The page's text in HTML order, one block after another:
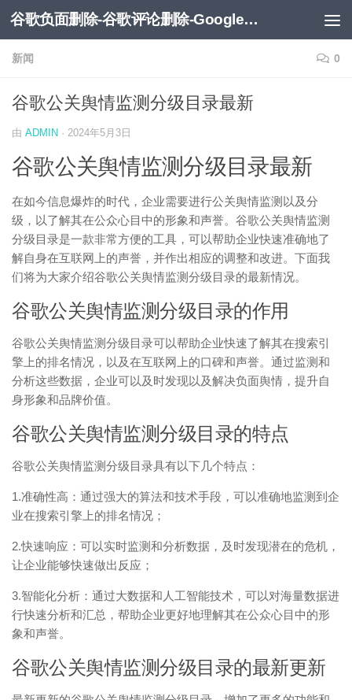
跳至内容 谷歌负面删除-谷歌评论删除-Google负面移除-Google负面评论删除
新闻 0
谷歌公关舆情监测分级目录最新
由 ADMIN · 2024年5月3日
谷歌公关舆情监测分级目录最新
在如今信息爆炸的时代，企业需要进行公关舆情监测以及分
级，以了解其在公众心目中的形象和声誉。谷歌公关舆情监测
分级目录是一款非常方便的工具，可以帮助企业快速准确地了
解自身在互联网上的声誉，并作出相应的调整和改进。下面我
们将为大家介绍谷歌公关舆情监测分级目录的最新情况。
谷歌公关舆情监测分级目录的作用
谷歌公关舆情监测分级目录可以帮助企业快速了解其在搜索引
擎上的排名情况，以及在互联网上的口碑和声誉。通过监测和
分析这些数据，企业可以及时发现以及解决负面舆情，提升自
身形象和品牌价值。
谷歌公关舆情监测分级目录的特点
谷歌公关舆情监测分级目录具有以下几个特点：
1.准确性高：通过强大的算法和技术手段，可以准确地监测到企
业在搜索引擎上的排名情况；
2.快速响应：可以实时监测和分析数据，及时发现潜在的危机，
让企业能够快速做出反应；
3.智能化分析：通过大数据和人工智能技术，可以对海量数据进
行快速分析和汇总，帮助企业更好地理解其在公众心目中的形
象和声誉。
谷歌公关舆情监测分级目录的最新更新